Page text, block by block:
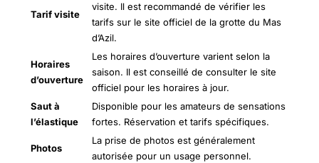
Tarif visite
visite. Il est recommandé de vérifier les
tarifs sur le site officiel de la grotte du Mas
d’Azil.
Horaires
d’ouverture
Les horaires d’ouverture varient selon la
saison. Il est conseillé de consulter le site
officiel pour les horaires à jour.
Saut à
l’élastique
Disponible pour les amateurs de sensations
fortes. Réservation et tarifs spécifiques.
Photos
La prise de photos est généralement
autorisée pour un usage personnel.